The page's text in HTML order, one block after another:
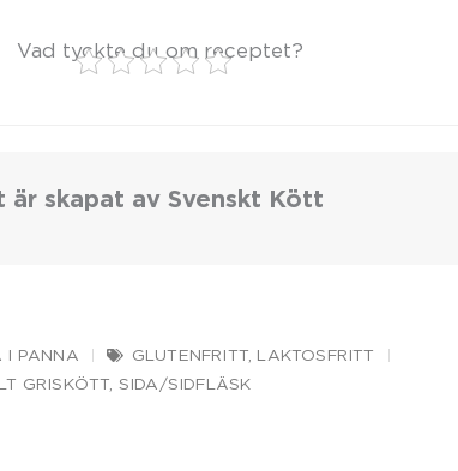
Vad tyckte du om receptet?
är skapat av Svenskt Kött
I PANNA GLUTENFRITT LAKTOSFRITT
GRISKÖTT SIDA/SIDFLÄSK